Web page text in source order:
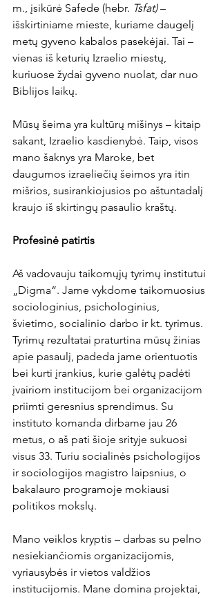
m., įsikūrė Safede (hebr. Tsfat) –
išskirtiniame mieste, kuriame daugelį
metų gyveno kabalos pasekėjai. Tai –
vienas iš keturių Izraelio miestų,
kuriuose žydai gyveno nuolat, dar nuo
Biblijos laikų.
Mūsų šeima yra kultūrų mišinys – kitaip
sakant, Izraelio kasdienybė. Taip, visos
mano šaknys yra Maroke, bet
daugumos izraeliečių šeimos yra itin
mišrios, susirankiojusios po aštuntadalį
kraujo iš skirtingų pasaulio kraštų.
Profesinė patirtis
Aš vadovauju taikomųjų tyrimų institutui
„Digma“. Jame vykdome taikomuosius
sociologinius, psichologinius,
švietimo, socialinio darbo ir kt. tyrimus.
Tyrimų rezultatai praturtina mūsų žinias
apie pasaulį, padeda jame orientuotis
bei kurti įrankius, kurie galėtų padėti
įvairiom institucijom bei organizacijom
priimti geresnius sprendimus. Su
instituto komanda dirbame jau 26
metus, o aš pati šioje srityje sukuosi
visus 33. Turiu socialinės psichologijos
ir sociologijos magistro laipsnius, o
bakalauro programoje mokiausi
politikos mokslų.
Mano veiklos kryptis – darbas su pelno
nesiekiančiomis organizacijomis,
vyriausybės ir vietos valdžios
institucijomis. Mane domina projektai,